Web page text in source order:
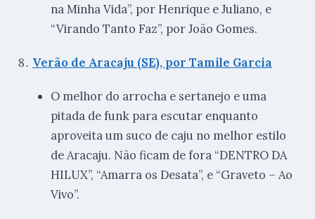
na Minha Vida”, por Henrique e Juliano, e
“Virando Tanto Faz”, por João Gomes.
Verão de Aracaju (SE), por Tamile Garcia
O melhor do arrocha e sertanejo e uma
pitada de funk para escutar enquanto
aproveita um suco de caju no melhor estilo
de Aracaju. Não ficam de fora “DENTRO DA
HILUX”, “Amarra os Desata”, e “Graveto – Ao
Vivo”.